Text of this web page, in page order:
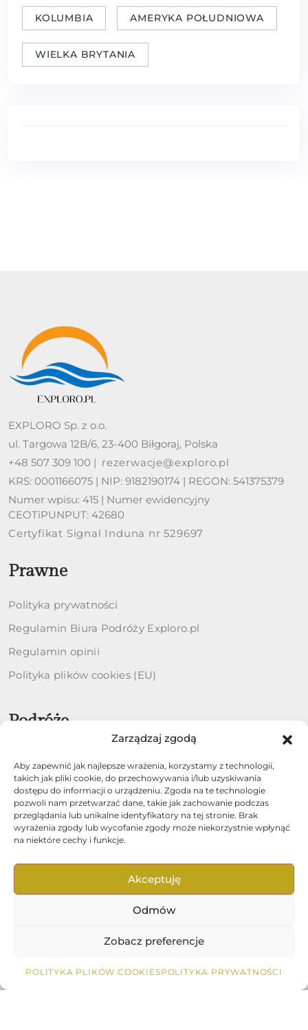
Zarządzaj zgodą
Aby zapewnić jak najlepsze wrażenia, korzystamy z technologii,
takich jak pliki cookie, do przechowywania i/lub uzyskiwania
dostępu do informacji o urządzeniu. Zgoda na te technologie
pozwoli nam przetwarzać dane, takie jak zachowanie podczas
przeglądania lub unikalne identyfikatory na tej stronie. Brak
wyrażenia zgody lub wycofanie zgody może niekorzystnie wpłynąć
na niektóre cechy i funkcje.
Akceptuję
Odmów
Zobacz preferencje
POLITYKA PLIKÓW COOKIESPOLITYKA PRYWATNOŚCI
KOLUMBIA AMERYKA POŁUDNIOWA
WIELKA BRYTANIA
EXPLORO Sp. z o.o.
ul. Targowa 12B/6, 23-400 Biłgoraj, Polska
+48 507 309 100 | rezerwacje@exploro.pl
KRS: 0001166075 | NIP: 9182190174 | REGON: 541375379
Numer wpisu: 415 | Numer ewidencyjny
CEOTiPUNPUT: 42680
Certyfikat Signal Induna nr 529697
Prawne
Polityka prywatności
Regulamin Biura Podróży Exploro.pl
Regulamin opinii
Polityka plików cookies (EU)
Podróże
Rejsy
Szyte na miarę
Kontakt
rezerwacje@exploro.pl